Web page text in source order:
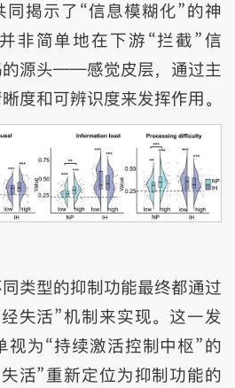
同揭示了“信息模糊化”的神
非简单地在下游“拦截”信
的源头——感觉皮层，通过主
度和可辨识度来发挥作用。
类型的抑制功能最终都通过
失活”机制来实现。这一发
视为“持续激活控制中枢”的
活”重新定位为抑制功能的